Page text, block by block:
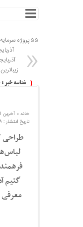
۵۵ پروژه
شناسه خبر : 1460
خانه » آخرین
تاریخ انتشار : ۲۸ مهر ۱۴۰۴ - ۲۳:۰۱ |
طراحی
گئیم